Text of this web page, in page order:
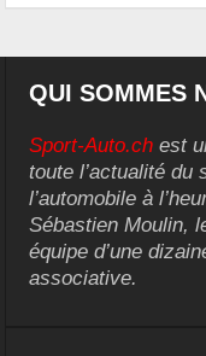
QUI SOMMES
Sport-Auto.ch est
toute l’actualité du
l’automobile à
Sébastien Moulin,
équipe d’une
associative.